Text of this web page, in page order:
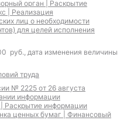
Ипотека с плавающими
ставками
орган | Раскрытие
| Реализация
лиц о необходимости
для целей исполнения
руб., дата изменения величины
труда
№ 2225 от 26 августа
информации
Раскрытие информации
ценных бумаг | Финансовый